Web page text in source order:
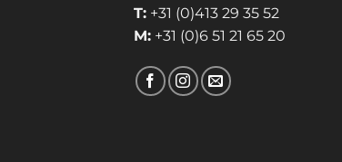
T: +31 (0)413 29 35 52
M: +31 (0)6 51 21 65 20